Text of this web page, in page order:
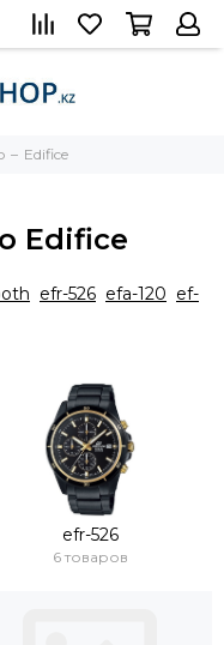
Edifice
Edifice
efr-526 efa-120 ef-
efr-526
6 товаров